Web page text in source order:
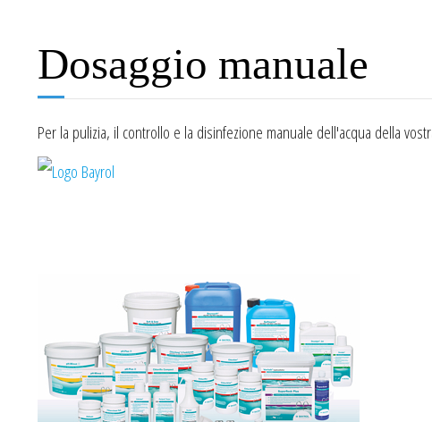
Dosaggio manuale
Per la pulizia, il controllo e la disinfezione manuale dell'acqua della